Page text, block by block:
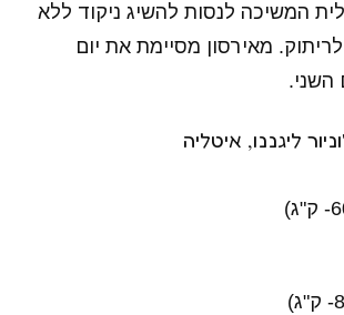
המשיכה לנסות להשיג ניקוד ללא
מאירסון מסיימת את יום
השני.
ליגננו, איטליה